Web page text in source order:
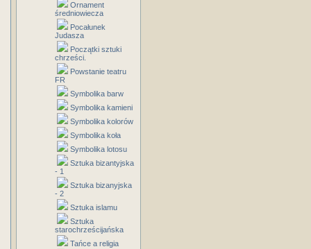
Ornament
średniowiecza
Pocałunek
Judasza
Początki sztuki
chrześci.
Powstanie teatru
FR
Symbolika barw
Symbolika kamieni
Symbolika kolorów
Symbolika koła
Symbolika lotosu
Sztuka bizantyjska
- 1
Sztuka bizanyjska
- 2
Sztuka islamu
Sztuka
starochrześcijańska
Tańce a religia